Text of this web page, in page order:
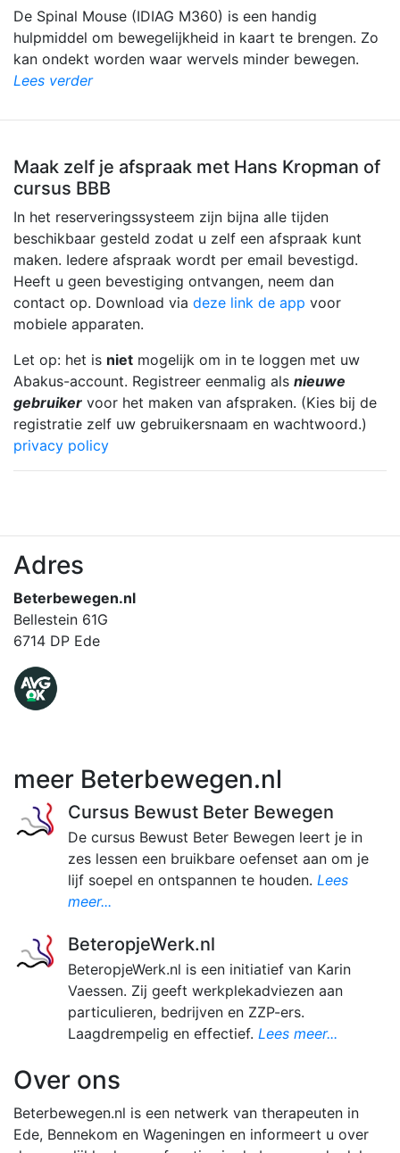
De Spinal Mouse (IDIAG M360) is een handig
hulpmiddel om bewegelijkheid in kaart te brengen. Zo
kan ondekt worden waar wervels minder bewegen.
Lees verder
Maak zelf je afspraak met Hans Kropman of
cursus BBB
In het reserveringssysteem zijn bijna alle tijden
beschikbaar gesteld zodat u zelf een afspraak kunt
maken. Iedere afspraak wordt per email bevestigd.
Heeft u geen bevestiging ontvangen, neem dan
contact op. Download via deze link de app voor
mobiele apparaten.
Let op: het is niet mogelijk om in te loggen met uw
Abakus-account. Registreer eenmalig als nieuwe
gebruiker voor het maken van afspraken. (Kies bij de
registratie zelf uw gebruikersnaam en wachtwoord.)
privacy policy
Adres
Beterbewegen.nl
Bellestein 61G
6714 DP Ede
meer Beterbewegen.nl
Cursus Bewust Beter Bewegen
De cursus Bewust Beter Bewegen leert je in
zes lessen een bruikbare oefenset aan om je
lijf soepel en ontspannen te houden. Lees
meer...
BeteropjeWerk.nl
BeteropjeWerk.nl is een initiatief van Karin
Vaessen. Zij geeft werkplekadviezen aan
particulieren, bedrijven en ZZP-ers.
Laagdrempelig en effectief. Lees meer...
Over ons
Beterbewegen.nl is een netwerk van therapeuten in
Ede, Bennekom en Wageningen en informeert u over